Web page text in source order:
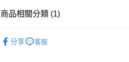
元大商業銀行
玉山商業銀行
台灣樂天信用卡公司
全家取貨付款
商品相關分類 (1)
分享
客服